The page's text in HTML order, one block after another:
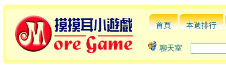
首頁 本週排行
聊天室